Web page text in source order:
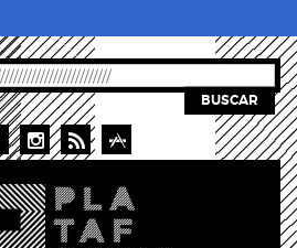
BUSCAR